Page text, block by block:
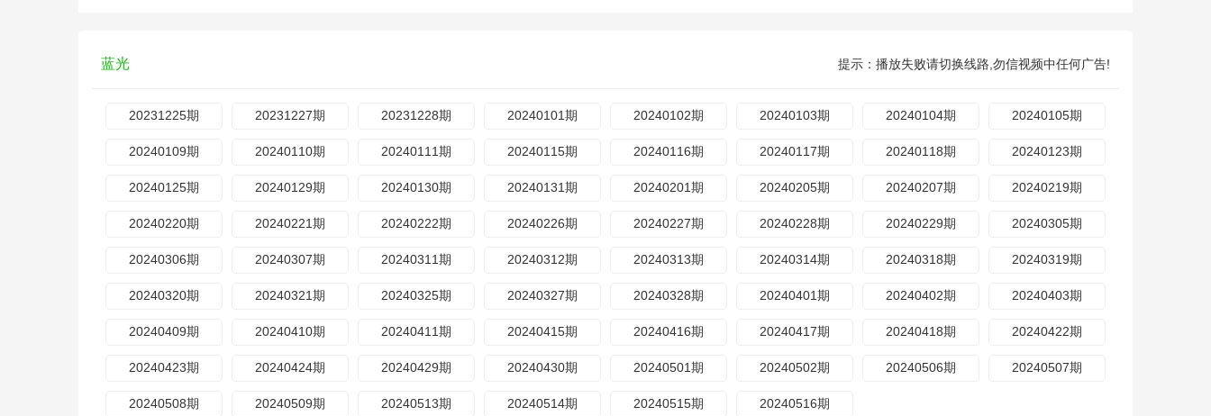
蓝光 提示：播放失败请切换线路,勿信视频中任何广告!
20231225期 20231227期 20231228期 20240101期 20240102期 20240103期 20240104期 20240105期
20240109期 20240110期 20240111期 20240115期 20240116期 20240117期 20240118期 20240123期
20240125期 20240129期 20240130期 20240131期 20240201期 20240205期 20240207期 20240219期
20240220期 20240221期 20240222期 20240226期 20240227期 20240228期 20240229期 20240305期
20240306期 20240307期 20240311期 20240312期 20240313期 20240314期 20240318期 20240319期
20240320期 20240321期 20240325期 20240327期 20240328期 20240401期 20240402期 20240403期
20240409期 20240410期 20240411期 20240415期 20240416期 20240417期 20240418期 20240422期
20240423期 20240424期 20240429期 20240430期 20240501期 20240502期 20240506期 20240507期
20240508期 20240509期 20240513期 20240514期 20240515期 20240516期